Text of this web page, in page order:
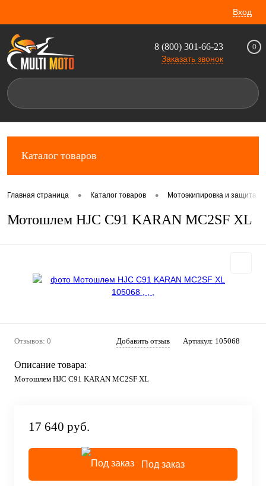
Вход
8 (800) 301-66-23
Заказать звонок
0
Каталог товаров
Главная страница • Каталог товаров • Мотоэкипировка и защита
Мотошлем HJC C91 KARAN MC2SF XL
Отзывов: 0 Добавить отзыв Артикул: 105068
Описание товара:
Мотошлем HJC C91 KARAN MC2SF XL
17 640 руб.
Под заказ